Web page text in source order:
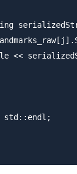
<<
std::endl;